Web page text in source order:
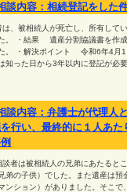
内容：相続登記をした
、被相続人が死亡し、所有して
。 ・結果 遺産分割協議書を作
。 ・解決ポイント 令和6年4月1
知った日から3年以内に登記が必
内容：弁護士が代理人
行い、最終的に１人あ
者は被相続人の兄弟にあたると
弟の子供）でした。また遺産は預
ンション）がありました。そこで